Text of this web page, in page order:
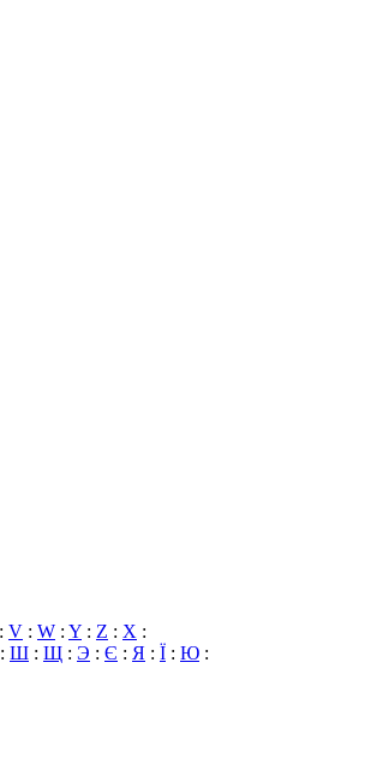
: V : W : Y : Z : X :
: Ш : Щ : Э : Є : Я : Ї : Ю :